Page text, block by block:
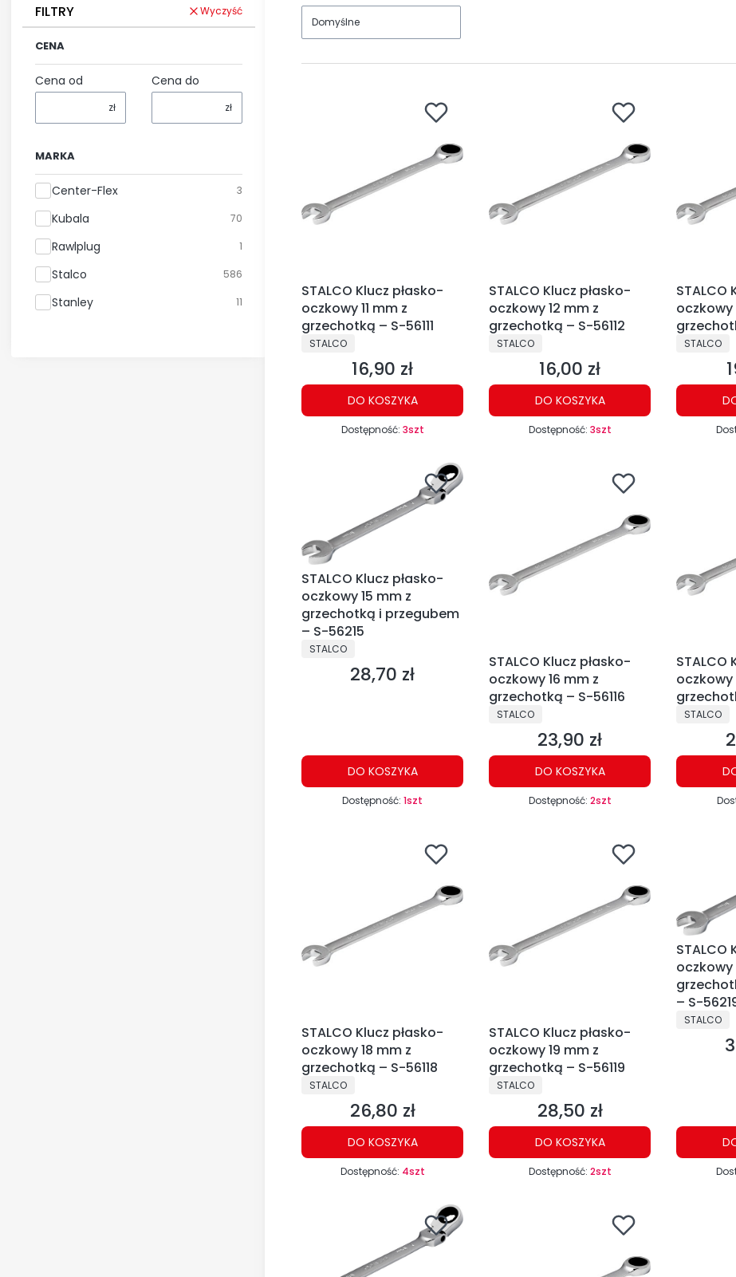
FILTRY Wyczyść
CENA
Cena od
zł
Cena do
zł
MARKA
MarkaCenter-Flex 3
Kubala 70
Rawlplug 1
Stalco 586
Stanley 11
Domyślne
STALCO Klucz płasko-
oczkowy 11 mm z
grzechotką – S-56111
PRODUCENT
STALCO
Cena
16,90 zł
DO KOSZYKA
Dostępność: 3szt
STALCO Klucz płasko-
oczkowy 12 mm z
grzechotką – S-56112
PRODUCENT
STALCO
Cena
16,00 zł
DO KOSZYKA
Dostępność: 3szt
STALCO
oczkowy
PRODUCENT
STALCO
STALCO Klucz płasko-
oczkowy 15 mm z
grzechotką i przegubem
– S-56215
PRODUCENT
STALCO
Cena
28,70 zł
DO KOSZYKA
Dostępność: 1szt
STALCO Klucz płasko-
oczkowy 16 mm z
grzechotką – S-56116
PRODUCENT
STALCO
Cena
23,90 zł
DO KOSZYKA
Dostępność: 2szt
STALCO
oczkowy
PRODUCENT
STALCO
STALCO Klucz płasko-
oczkowy 18 mm z
grzechotką – S-56118
PRODUCENT
STALCO
Cena
26,80 zł
DO KOSZYKA
Dostępność: 4szt
STALCO Klucz płasko-
oczkowy 19 mm z
grzechotką – S-56119
PRODUCENT
STALCO
Cena
28,50 zł
DO KOSZYKA
Dostępność: 2szt
STALCO
oczkowy
– S-
PRODUCENT
STALCO